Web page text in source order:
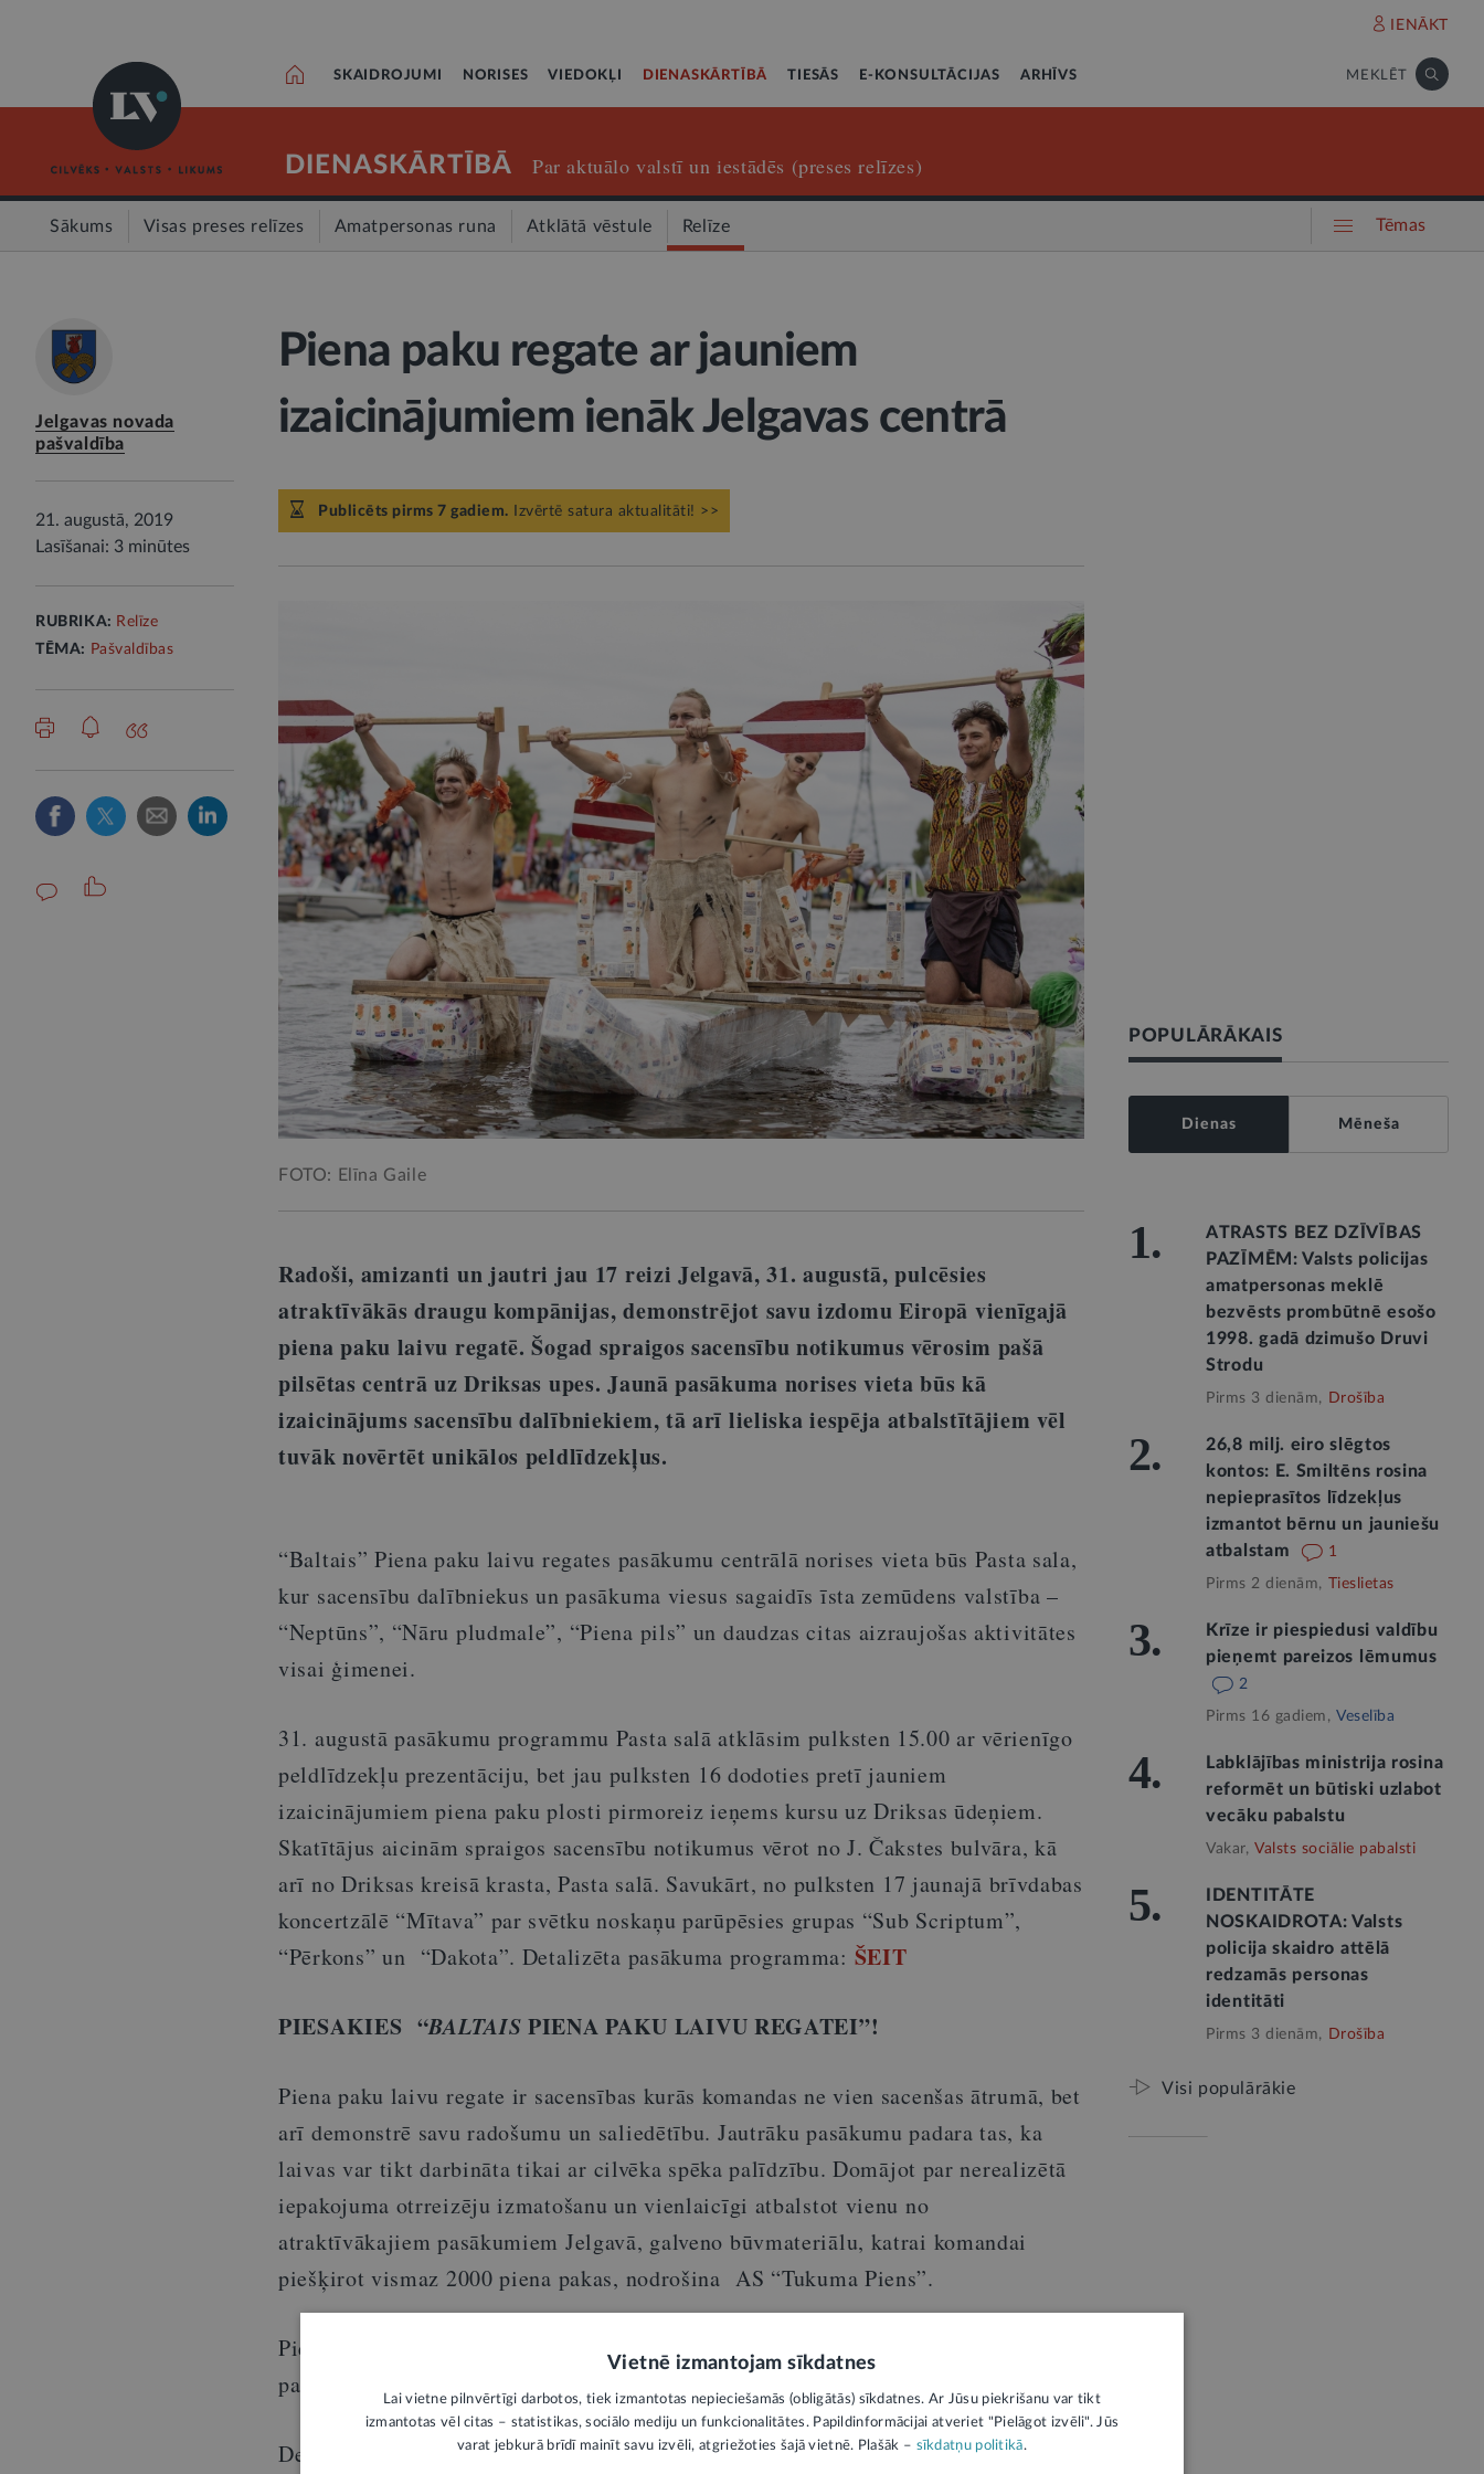
IENĀKT
SKAIDROJUMI NORISES VIEDOKĻI DIENASKĀRTĪBĀ TIESĀS E-KONSULTĀCIJAS ARHĪVS MEKLĒT
DIENASKĀRTĪBĀ Par aktuālo valstī un iestādēs (preses relīzes)
Sākums Visas preses relīzes Amatpersonas runa Atklātā vēstule Relīze Tēmas
Jelgavas novada
pašvaldība
21. augustā, 2019
Lasīšanai: 3 minūtes
RUBRIKA: Relīze
TĒMA: Pašvaldības
Piena paku regate ar jauniem
izaicinājumiem ienāk Jelgavas centrā
Publicēts pirms 7 gadiem. Izvērtē satura aktualitāti! >>
FOTO: Elīna Gaile
Radoši, amizanti un jautri jau 17 reizi Jelgavā, 31. augustā, pulcēsies
atraktīvākās draugu kompānijas, demonstrējot savu izdomu Eiropā vienīgajā
piena paku laivu regatē. Šogad spraigos sacensību notikumus vērosim pašā
pilsētas centrā uz Driksas upes. Jaunā pasākuma norises vieta būs kā
izaicinājums sacensību dalībniekiem, tā arī lieliska iespēja atbalstītājiem vēl
tuvāk novērtēt unikālos peldlīdzekļus.
“Baltais” Piena paku laivu regates pasākumu centrālā norises vieta būs Pasta sala,
kur sacensību dalībniekus un pasākuma viesus sagaidīs īsta zemūdens valstība –
“Neptūns”, “Nāru pludmale”, “Piena pils” un daudzas citas aizraujošas aktivitātes
visai ģimenei.
31. augustā pasākumu programmu Pasta salā atklāsim pulksten 15.00 ar vērienīgo
peldlīdzekļu prezentāciju, bet jau pulksten 16 dodoties pretī jauniem
izaicinājumiem piena paku plosti pirmoreiz ieņems kursu uz Driksas ūdeņiem.
Skatītājus aicinām spraigos sacensību notikumus vērot no J. Čakstes bulvāra, kā
arī no Driksas kreisā krasta, Pasta salā. Savukārt, no pulksten 17 jaunajā brīvdabas
koncertzālē “Mītava” par svētku noskaņu parūpēsies grupas “Sub Scriptum”,
“Pērkons” un “Dakota”. Detalizēta pasākuma programma: ŠEIT
PIESAKIES “BALTAIS PIENA PAKU LAIVU REGATEI”!
Piena paku laivu regate ir sacensības kurās komandas ne vien sacenšas ātrumā, bet
arī demonstrē savu radošumu un saliedētību. Jautrāku pasākumu padara tas, ka
laivas var tikt darbināta tikai ar cilvēka spēka palīdzību. Domājot par nerealizētā
iepakojuma otrreizēju izmatošanu un vienlaicīgi atbalstot vienu no
atraktīvākajiem pasākumiem Jelgavā, galveno būvmateriālu, katrai komandai
piešķirot vismaz 2000 piena pakas, nodrošina AS “Tukuma Piens”.
Piesaki savu komandu līdz 25. augustam, pieteikuma anketu meklē
pasākumā bezmaksas.
Detalizētāks noteikumu apraksts ŠEIT.
POPULĀRĀKAIS
Dienas Mēneša
1.
ATRASTS BEZ DZĪVĪBAS
PAZĪMĒM: Valsts policijas
amatpersonas meklē
bezvēsts prombūtnē esošo
1998. gadā dzimušo Druvi
Strodu
Pirms 3 dienām, Drošība
2.
26,8 milj. eiro slēgtos
kontos: E. Smiltēns rosina
nepieprasītos līdzekļus
izmantot bērnu un jauniešu
atbalstam
1
Pirms 2 dienām, Tieslietas
3.
Krīze ir piespiedusi valdību
pieņemt pareizos lēmumus
2
Pirms 16 gadiem, Veselība
4.
Labklājības ministrija rosina
reformēt un būtiski uzlabot
vecāku pabalstu
Vakar, Valsts sociālie pabalsti
5.
IDENTITĀTE
NOSKAIDROTA: Valsts
policija skaidro attēlā
redzamās personas
identitāti
Pirms 3 dienām, Drošība
Visi populārākie
Vietnē izmantojam sīkdatnes
Lai vietne pilnvērtīgi darbotos, tiek izmantotas nepieciešamās (obligātās) sīkdatnes. Ar Jūsu piekrišanu var tikt
izmantotas vēl citas – statistikas, sociālo mediju un funkcionalitātes. Papildinformācijai atveriet "Pielāgot izvēli". Jūs
varat jebkurā brīdī mainīt savu izvēli, atgriežoties šajā vietnē. Plašāk – sīkdatņu politikā.